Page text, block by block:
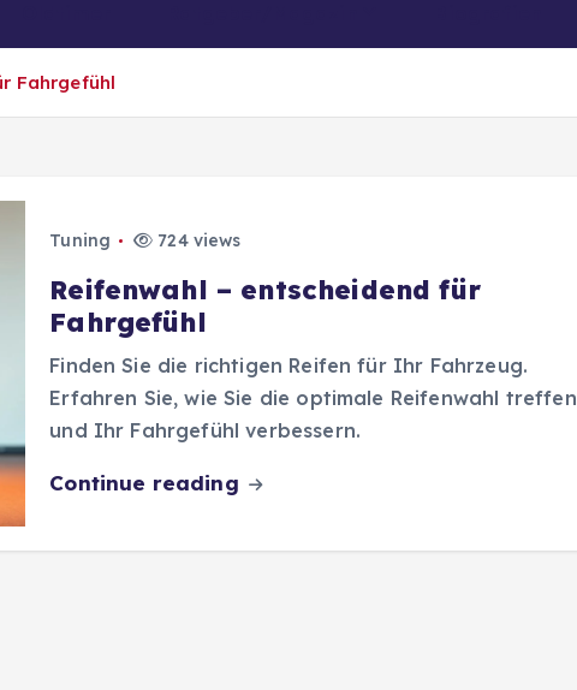
Fahrgefühl
Tuning 724 views
Reifenwahl – entscheidend für
Fahrgefühl
Finden Sie die richtigen Reifen für Ihr Fahrzeug.
Erfahren Sie, wie Sie die optimale Reifenwahl treffen
und Ihr Fahrgefühl verbessern.
Continue reading